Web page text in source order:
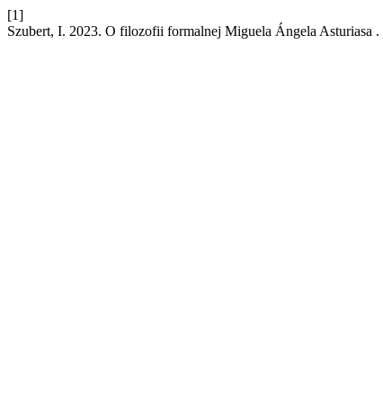
[1]
Szubert, I. 2023. O filozofii formalnej Miguela Ángela Asturiasa .